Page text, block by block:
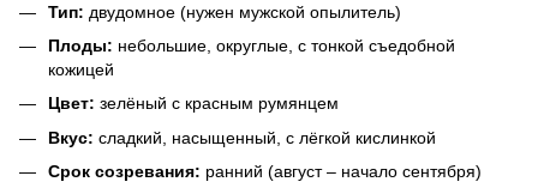
Тип: двудомное (нужен мужской опылитель)
Плоды: небольшие, округлые, с тонкой съедобной
кожицей
Цвет: зелёный с красным румянцем
Вкус: сладкий, насыщенный, с лёгкой кислинкой
Срок созревания: ранний (август – начало сентября)